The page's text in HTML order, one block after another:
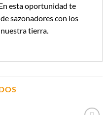
esta oportunidad te
sazonadores con los
tierra.